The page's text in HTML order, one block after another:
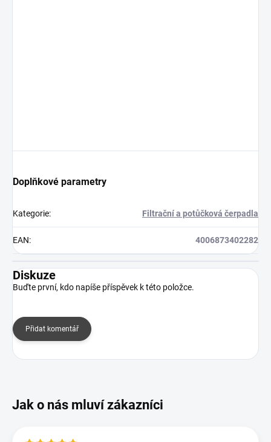
Doplňkové parametry
Kategorie: Filtrační a potůčková čerpadla
EAN: 4006873402282
Diskuze
Buďte první, kdo napíše příspěvek k této položce.
Přidat komentář